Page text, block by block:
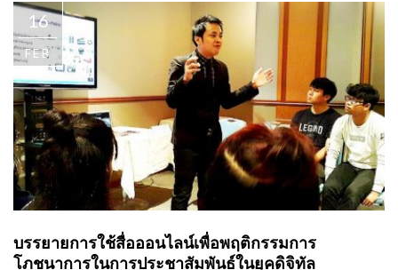
16
FEB
บรรยายการใช้สื่อออนไลน์เพื่อพฤติกรรมการ
โภชนาการในการประชาสัมพันธ์ในยุคดิจิทัล